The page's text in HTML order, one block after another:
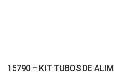
15790 – KIT TUBOS DE